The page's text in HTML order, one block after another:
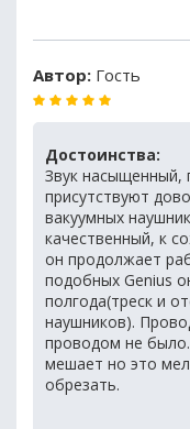
Автор: Гость
Достоинства:
Звук насыщенный,
присутствуют
вакуумных
качественный, к
он продолжает
подобных Genius
полгода(треск и
наушников).
проводом не
мешает но это
обрезать.